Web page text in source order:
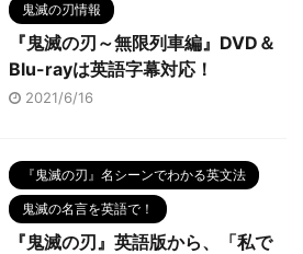
鬼滅の刃情報
『鬼滅の刃～無限列車編』DVD＆
Blu-rayは英語字幕対応！
2021/6/16
『鬼滅の刃』名シーンでわかる英文法
鬼滅の名言を英語で！
『鬼滅の刃』英語版から、「私で